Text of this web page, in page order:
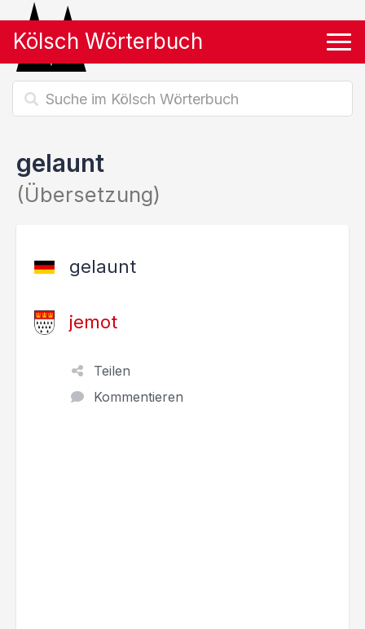
Kölsch Wörterbuch
gelaunt
(Übersetzung)
gelaunt
jemot
Teilen
Kommentieren